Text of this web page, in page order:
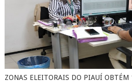
ZONAS ELEITORAIS DO PIAUÍ